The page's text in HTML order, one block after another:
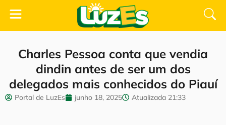
Charles Pessoa conta que vendia
dindin antes de ser um dos
delegados mais conhecidos do Piauí
Portal de LuzEs junho 18, 2025 Atualizada 21:33